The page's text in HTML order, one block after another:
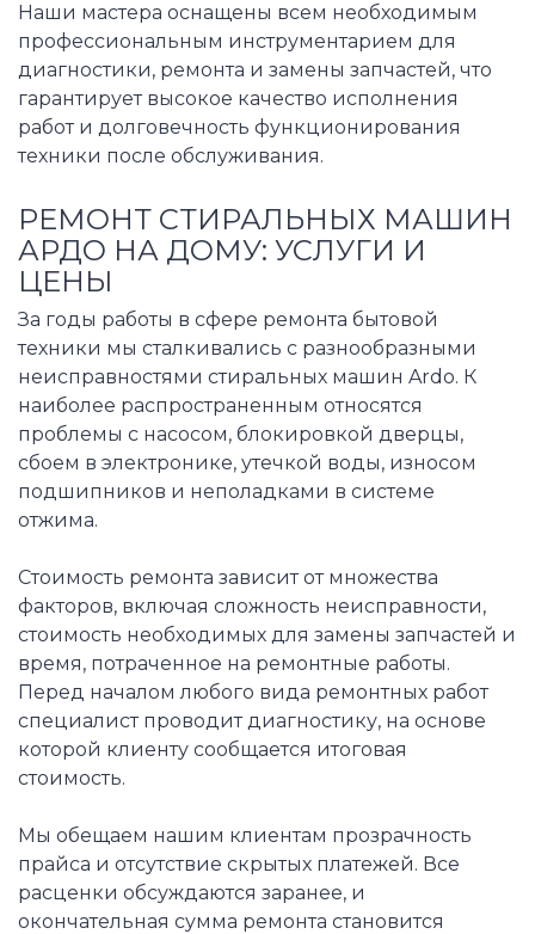
Наши мастера оснащены всем необходимым
профессиональным инструментарием для
диагностики, ремонта и замены запчастей, что
гарантирует высокое качество исполнения
работ и долговечность функционирования
техники после обслуживания.
РЕМОНТ СТИРАЛЬНЫХ МАШИН
АРДО НА ДОМУ: УСЛУГИ И
ЦЕНЫ
За годы работы в сфере ремонта бытовой
техники мы сталкивались с разнообразными
неисправностями стиральных машин Ardo. К
наиболее распространенным относятся
проблемы с насосом, блокировкой дверцы,
сбоем в электронике, утечкой воды, износом
подшипников и неполадками в системе
отжима.
Стоимость ремонта зависит от множества
факторов, включая сложность неисправности,
стоимость необходимых для замены запчастей и
время, потраченное на ремонтные работы.
Перед началом любого вида ремонтных работ
специалист проводит диагностику, на основе
которой клиенту сообщается итоговая
стоимость.
Мы обещаем нашим клиентам прозрачность
прайса и отсутствие скрытых платежей. Все
расценки обсуждаются заранее, и
окончательная сумма ремонта становится